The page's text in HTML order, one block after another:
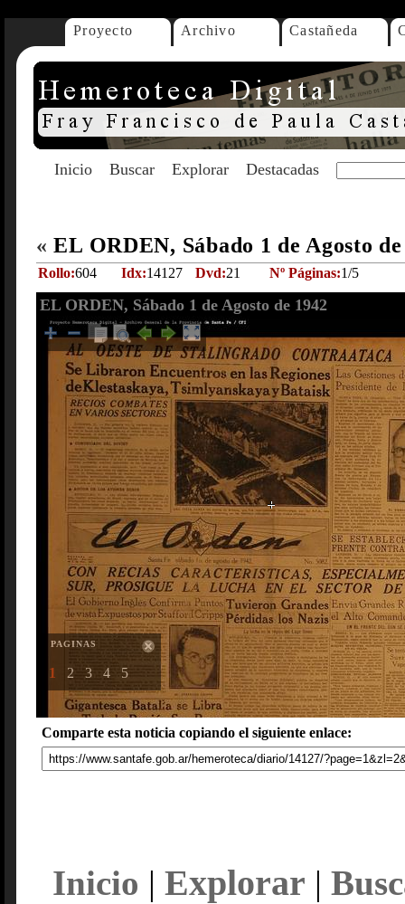
Proyecto Archivo Castañeda
Inicio Buscar Explorar Destacadas
« EL ORDEN, Sábado 1 de Agosto
Rollo:604 Idx:14127 Dvd:21 Nº Páginas:1/5
EL ORDEN, Sábado 1 de Agosto de 1942
PAGINAS
1 2 3 4 5
Comparte esta noticia copiando el siguiente enlace:
Inicio | Explorar |